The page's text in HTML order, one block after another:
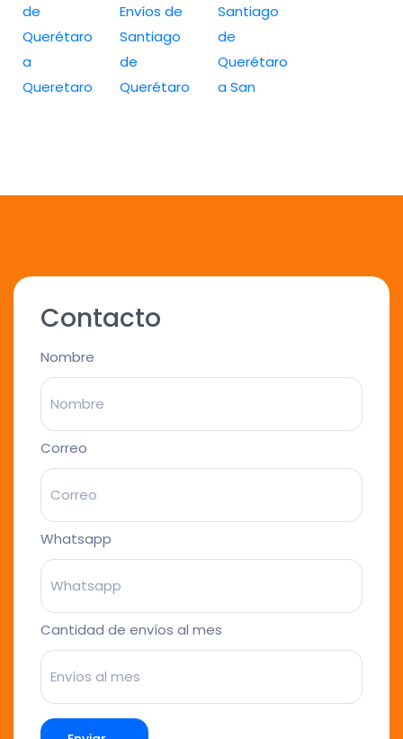
de
Querétaro
a
Queretaro
Envíos de
Santiago
de
Querétaro
Santiago
de
Querétaro
a San
Contacto
Nombre
Correo
Whatsapp
Cantidad de envíos al mes